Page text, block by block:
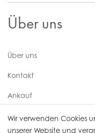
Über uns
Über uns
Kontakt
Ankauf
Uhren Service
Wir verwenden Cookies
unserer Website und